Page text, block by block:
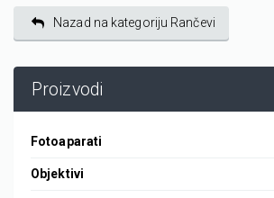
Nazad na kategoriju Rančevi
Proizvodi
Fotoaparati
Objektivi